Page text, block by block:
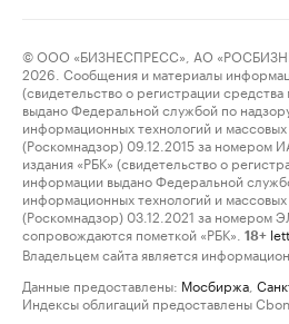
© ООО «БИЗНЕСПРЕСС», АО
2026. Сообщения и материалы
(свидетельство о регистрации
выдано Федеральной службой по
информационных технологий и
(Роскомнадзор) 09.12.2015 за номером
издания «РБК» (свидетельство о
информации выдано Федеральной
информационных технологий и
(Роскомнадзор) 03.12.2021 за номером
сопровождаются пометкой «РБК».
18+
Владельцем сайта является
Данные предоставлены: Мосбиржа
Индексы облигаций предоставлены